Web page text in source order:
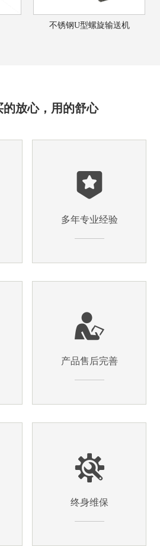
不锈钢U型螺旋输送机
的放心，用的舒心
多年专业经验
产品售后完善
终身维保